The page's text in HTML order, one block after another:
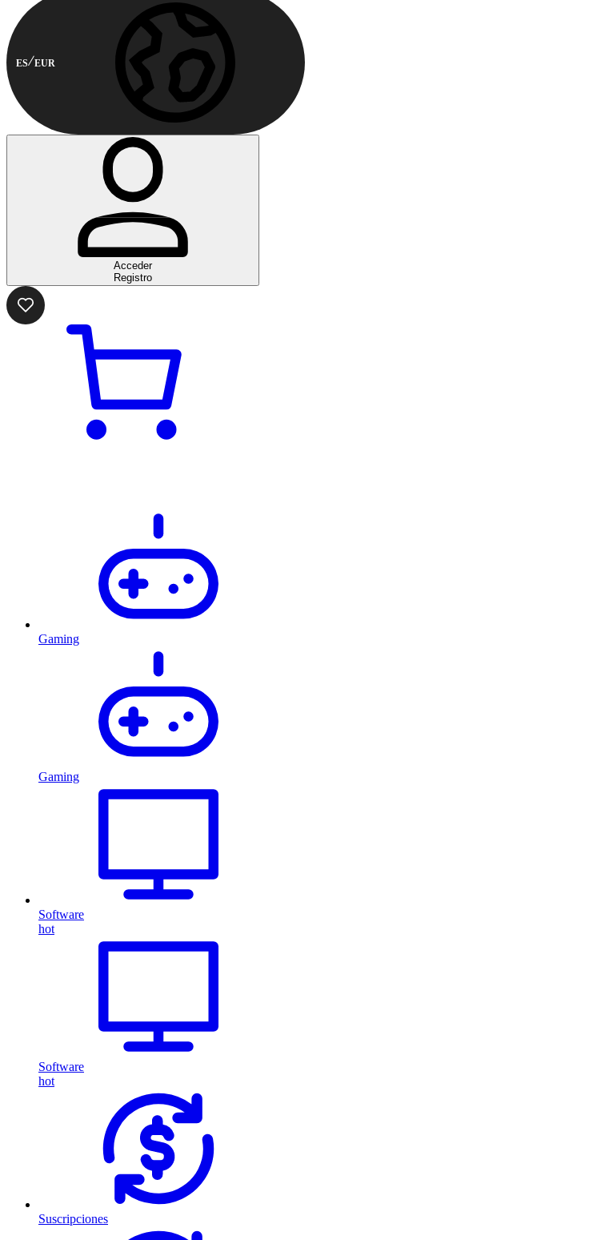
ES EUR
Acceder
Registro
Gaming
Gaming
Software
hot
Software
hot
Suscripciones